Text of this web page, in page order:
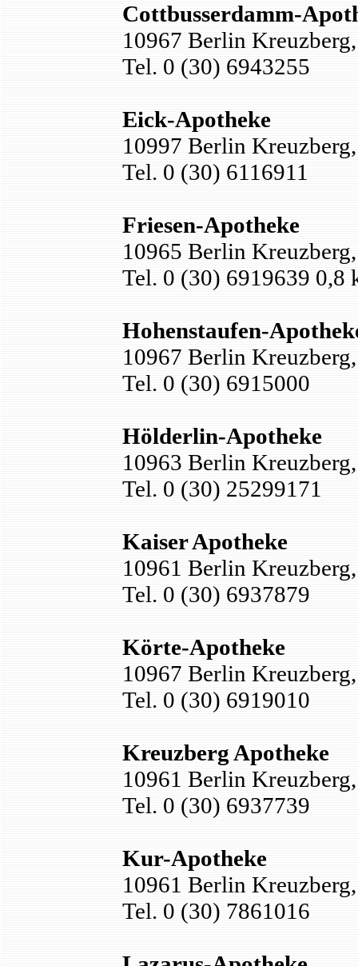
Cottbusserdamm-
10967 Berlin
Tel. 0 (30) 6943255
Eick-Apotheke
10997 Berlin
Tel. 0 (30) 6116911
Friesen-Apotheke
10965 Berlin
Tel. 0 (30) 6919639 0,8
Hohenstaufen-
10967 Berlin
Tel. 0 (30) 6915000
Hölderlin-Apotheke
10963 Berlin
Tel. 0 (30) 25299171
Kaiser Apotheke
10961 Berlin
Tel. 0 (30) 6937879
Körte-Apotheke
10967 Berlin
Tel. 0 (30) 6919010
Kreuzberg Apotheke
10961 Berlin
Tel. 0 (30) 6937739
Kur-Apotheke
10961 Berlin
Tel. 0 (30) 7861016